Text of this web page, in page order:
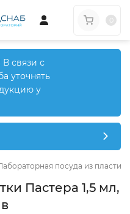
связи с
уточнять
у
посуда из пластика
Пастера 1,5 мл,